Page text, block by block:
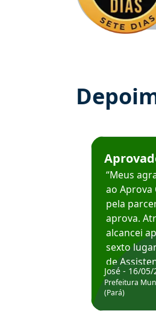
Estudante José
“Meus
ao Aprova
pela
aprova.
alcancei
sexto
de
Hoje estou
Prefeitura
José - 16/05/
Prefeitura
(Pará)